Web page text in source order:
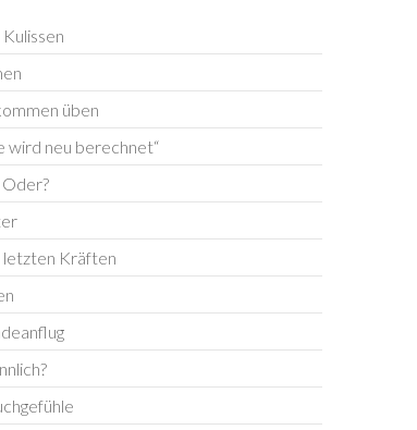
üben
wird neu berechnet“
letzten Kräften